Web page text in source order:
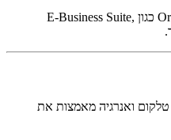
תמיכה מלאה באפליקציות Oracle כגון E-Business Suite,
טלקום ואנרגיה מאמצות את